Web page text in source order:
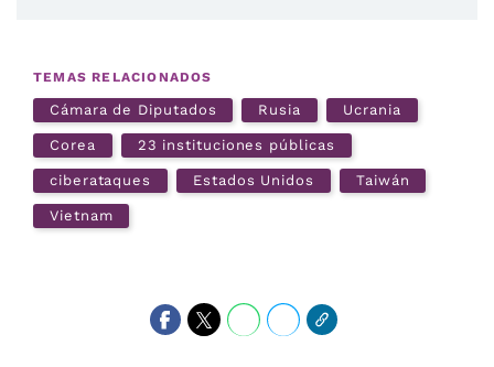
TEMAS RELACIONADOS
Cámara de Diputados Rusia Ucrania
Corea 23 instituciones públicas
ciberataques Estados Unidos Taiwán
Vietnam